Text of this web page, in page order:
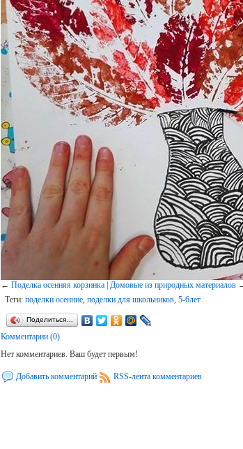
←Поделка осенняя корзинка |Домовые из природных материалов
Теги:поделки осенние,поделки для школьников,5-6лет
Поделиться…
Комментарии (0)
Нет комментариев. Ваш будет первым!
Добавить комментарий RSS-лента комментариев